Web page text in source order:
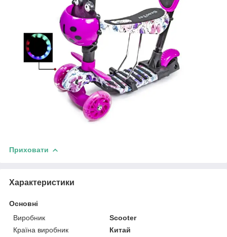
Приховати
Характеристики
Основні
Виробник
Scooter
Країна виробник
Китай